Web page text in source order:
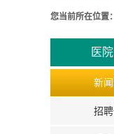
您当前所在位置：
医
新
招